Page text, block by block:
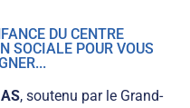
SOCIALE POUR VOUS
, soutenu par le Grand-